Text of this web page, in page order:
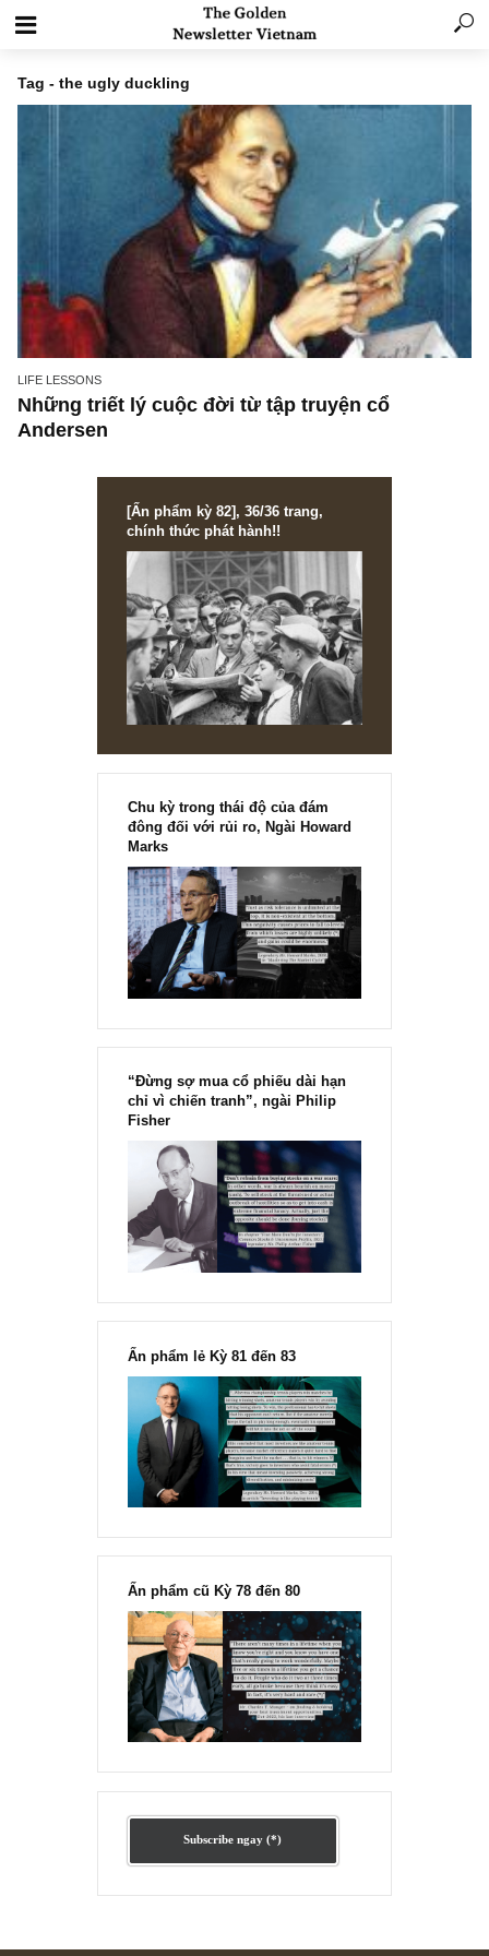
Tag - the ugly duckling
LIFE LESSONS
Andersen
[Ấn phẩm kỳ 82], 36/36 trang,
chính thức phát hành!!
Chu kỳ trong thái độ của đám
đông đối với rủi ro, Ngài Howard
Marks
“Đừng sợ mua cổ phiếu dài hạn
chỉ vì chiến tranh”, ngài Philip
Fisher
Ấn phẩm lẻ Kỳ 81 đến 83
Ấn phẩm cũ Kỳ 78 đến 80